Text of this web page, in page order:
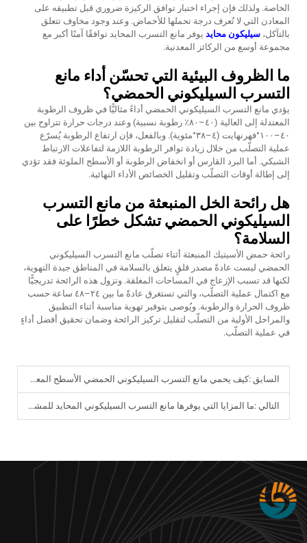
الخاصة. ولذلك فإن إجراء اختبار توافق الركيزة ضروري قبل تطبيقه على
المعادن التي لا تُعرف درجة تحملها للأحماض. وعند وجود مخاوف تتعلق
بالتآكل، سيليكون محايد يوفر مانع التسرب المحايد توافقًا آمنًا أكبر مع
مجموعة أوسع من الركائز المعدنية.
ما الظروف البيئية التي تحسّن أداء مانع
التسرب السيليكوني الحمضي؟
يؤدي مانع التسرب السيليكوني الحمضي أداءً مثاليًّا في ظروف الرطوبة
المعتدلة إلى العالية (٤٠–٨٠٪ رطوبة نسبية) وعند درجات حرارة تتراوح بين
٤٠–١٠٠°فهرنهايت (٤–٣٨°مئوية). وبالفعل، فإن ارتفاع الرطوبة يُسرّع
عملية التصلّب من خلال زيادة توافر الرطوبة اللازمة لتفاعلات الارتباط
الشبكي. أما البرد القارس أو انخفاض الرطوبة أو الأسطح الملوثة فقد تؤدي
إلى إطالة أوقات التصلّب وتقليل الخصائص الأداء النهائية.
هل رائحة الخل المنبعثة من مانع التسرب
السيليكوني الحمضي تشكل خطرًا على
السلامة؟
رائحة حمض الأسيتيك المنبعثة أثناء تصلّب مانع التسرب السيليكوني
الحمضي ليست عادةً مصدر قلقٍ يتعلق بالسلامة في المناطق جيدة التهوية،
لكنها قد تسبب الإزعاج في المساحات المغلقة. وتزول هذه الرائحة تدريجيًّا
مع اكتمال عملية التصلّب، والتي تستغرق عادةً ما بين ٢٤–٤٨ ساعة حسب
ظروف الحرارة والرطوبة. ويُوصى بتوفير تهوية مناسبة أثناء التطبيق
والمراحل الأولية من التصلّب لتقليل تركيز الرائحة وضمان تحقيق أفضل أداءٍ
في عملية التصلّب.
السابق :كيف يحمي مانع التسرب السيليكوني الحمضي الأسطح المعدنية والزجاجية؟
التالي :ما المزايا التي يوفرها مانع التسرب السيليكوني المحايد للمشاريع التجارية (B2B)؟